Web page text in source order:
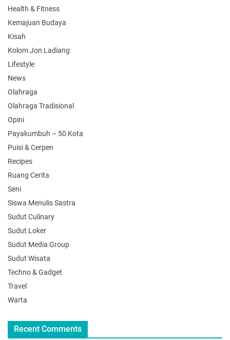
Health & Fitness
Kemajuan Budaya
Kisah
Kolom Jon Ladiang
Lifestyle
News
Olahraga
Olahraga Tradisional
Opini
Payakumbuh – 50 Kota
Puisi & Cerpen
Recipes
Ruang Cerita
Seni
Siswa Menulis Sastra
Sudut Culinary
Sudut Loker
Sudut Media Group
Sudut Wisata
Techno & Gadget
Travel
Warta
Recent Comments